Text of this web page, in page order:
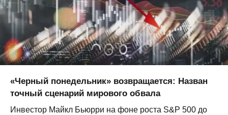
«Черный понедельник» возвращается: Назван
точный сценарий мирового обвала
Инвестор Майкл Бьюрри на фоне роста S&P 500 до